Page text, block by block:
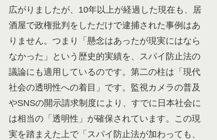
広がりましたが、10年以上が経過した現在も、居
酒屋で政権批判をしただけで逮捕された事例はあ
りません。つまり「懸念はあったが現実にはなら
なかった」という歴史的実績を、スパイ防止法の
議論にも適用しているのです。第二の柱は「現代
社会の透明性への着目」です。監視カメラの普及
やSNSの開示請求制度により、すでに日本社会に
は相当の「透明性」が確保されています。この現
実を踏まえた上で「スパイ防止法が加わっても、